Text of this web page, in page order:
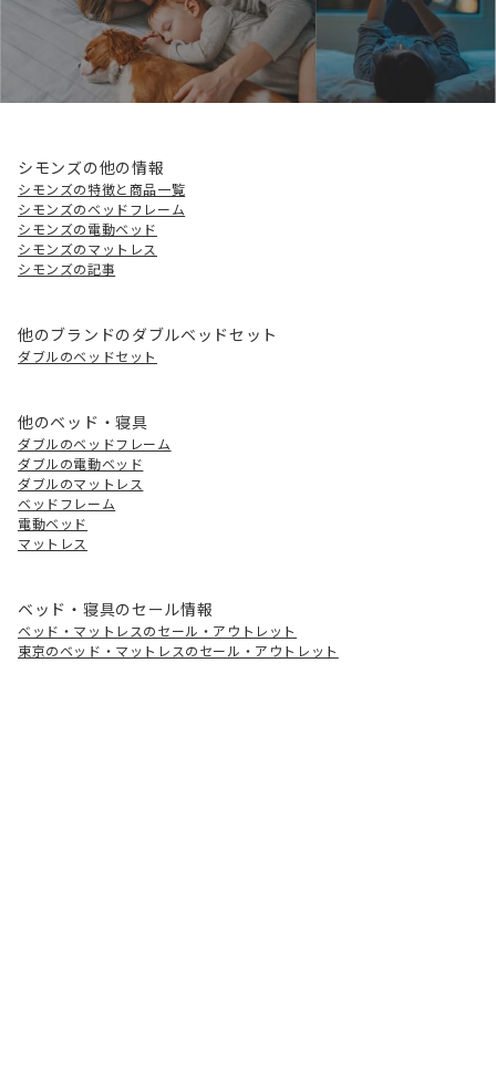
シモンズの他の情報
シモンズの特徴と商品一覧
シモンズのベッドフレーム
シモンズの電動ベッド
シモンズのマットレス
シモンズの記事
他のブランドのダブルベッドセット
ダブルのベッドセット
他のベッド・寝具
ダブルのベッドフレーム
ダブルの電動ベッド
ダブルのマットレス
ベッドフレーム
電動ベッド
マットレス
ベッド・寝具のセール情報
ベッド・マットレスのセール・アウトレット
東京のベッド・マットレスのセール・アウトレット